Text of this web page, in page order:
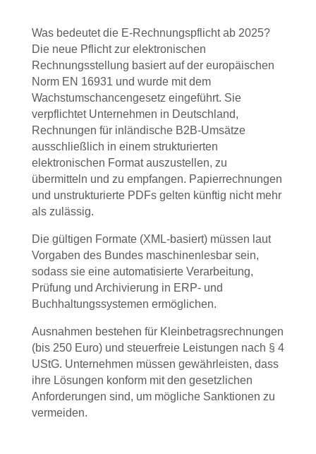
Was bedeutet die E-Rechnungspflicht ab 2025?
Die neue Pflicht zur elektronischen
Rechnungsstellung basiert auf der europäischen
Norm EN 16931 und wurde mit dem
Wachstumschancengesetz eingeführt. Sie
verpflichtet Unternehmen in Deutschland,
Rechnungen für inländische B2B-Umsätze
ausschließlich in einem strukturierten
elektronischen Format auszustellen, zu
übermitteln und zu empfangen. Papierrechnungen
und unstrukturierte PDFs gelten künftig nicht mehr
als zulässig.
Die gültigen Formate (XML-basiert) müssen laut
Vorgaben des Bundes maschinenlesbar sein,
sodass sie eine automatisierte Verarbeitung,
Prüfung und Archivierung in ERP- und
Buchhaltungssystemen ermöglichen.
Ausnahmen bestehen für Kleinbetragsrechnungen
(bis 250 Euro) und steuerfreie Leistungen nach § 4
UStG. Unternehmen müssen gewährleisten, dass
ihre Lösungen konform mitden gesetzlichen
Anforderungen sind, um mögliche Sanktionen zu
vermeiden.